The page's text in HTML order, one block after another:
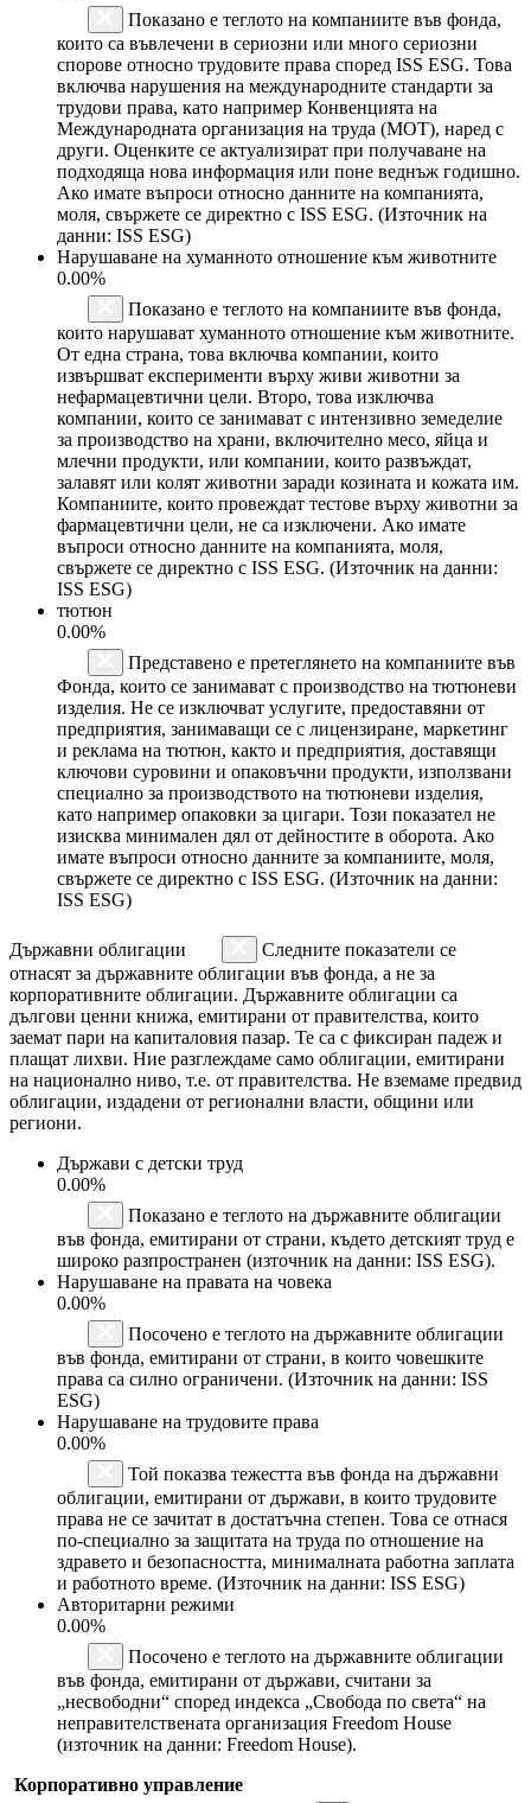
Показано е теглото на компаниите във фонда,
които са въвлечени в сериозни или много сериозни
спорове относно трудовите права според ISS ESG. Това
включва нарушения на международните стандарти за
трудови права, като например Конвенцията на
Международната организация на труда (МОТ), наред с
други. Оценките се актуализират при получаване на
подходяща нова информация или поне веднъж годишно.
Ако имате въпроси относно данните на компанията,
моля, свържете се директно с ISS ESG. (Източник на
данни: ISS ESG)
Нарушаване на хуманното отношение към животните
0.00%
Показано е теглото на компаниите във фонда,
които нарушават хуманното отношение към животните.
От една страна, това включва компании, които
извършват експерименти върху живи животни за
нефармацевтични цели. Второ, това изключва
компании, които се занимават с интензивно земеделие
за производство на храни, включително месо, яйца и
млечни продукти, или компании, които развъждат,
залавят или колят животни заради козината и кожата им.
Компаниите, които провеждат тестове върху животни за
фармацевтични цели, не са изключени. Ако имате
въпроси относно данните на компанията, моля,
свържете се директно с ISS ESG. (Източник на данни:
ISS ESG)
тютюн
0.00%
Представено е претеглянето на компаниите във
Фонда, които се занимават с производство на тютюневи
изделия. Не се изключват услугите, предоставяни от
предприятия, занимаващи се с лицензиране, маркетинг
и реклама на тютюн, както и предприятия, доставящи
ключови суровини и опаковъчни продукти, използвани
специално за производството на тютюневи изделия,
като например опаковки за цигари. Този показател не
изисква минимален дял от дейностите в оборота. Ако
имате въпроси относно данните за компаниите, моля,
свържете се директно с ISS ESG. (Източник на данни:
ISS ESG)
Държавни облигации
Следните показатели се
отнасят за държавните облигации във фонда, а не за
корпоративните облигации. Държавните облигации са
дългови ценни книжа, емитирани от правителства, които
заемат пари на капиталовия пазар. Те са с фиксиран падеж и
плащат лихви. Ние разглеждаме само облигации, емитирани
на национално ниво, т.е. от правителства. Не вземаме предвид
облигации, издадени от регионални власти, общини или
региони.
Държави с детски труд
0.00%
Показано е теглото на държавните облигации
във фонда, емитирани от страни, където детският труд е
широко разпространен (източник на данни: ISS ESG).
Нарушаване на правата на човека
0.00%
Посочено е теглото на държавните облигации
във фонда, емитирани от страни, в които човешките
права са силно ограничени. (Източник на данни: ISS
ESG)
Нарушаване на трудовите права
0.00%
Той показва тежестта във фонда на държавни
облигации, емитирани от държави, в които трудовите
права не се зачитат в достатъчна степен. Това се отнася
по-специално за защитата на труда по отношение на
здравето и безопасността, минималната работна заплата
и работното време. (Източник на данни: ISS ESG)
Авторитарни режими
0.00%
Посочено е теглото на държавните облигации
във фонда, емитирани от държави, считани за
„несвободни“ според индекса „Свобода по света“ на
неправителствената организация Freedom House
(източник на данни: Freedom House).
Корпоративно управление